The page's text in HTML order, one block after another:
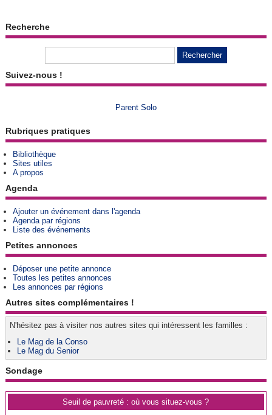
Recherche
Suivez-nous !
Parent Solo
Rubriques pratiques
Bibliothèque
Sites utiles
A propos
Agenda
Ajouter un événement dans l'agenda
Agenda par régions
Liste des événements
Petites annonces
Déposer une petite annonce
Toutes les petites annonces
Les annonces par régions
Autres sites complémentaires !
N'hésitez pas à visiter nos autres sites qui intéressent les familles :
Le Mag de la Conso
Le Mag du Senior
Sondage
Seuil de pauvreté : où vous situez-vous ?